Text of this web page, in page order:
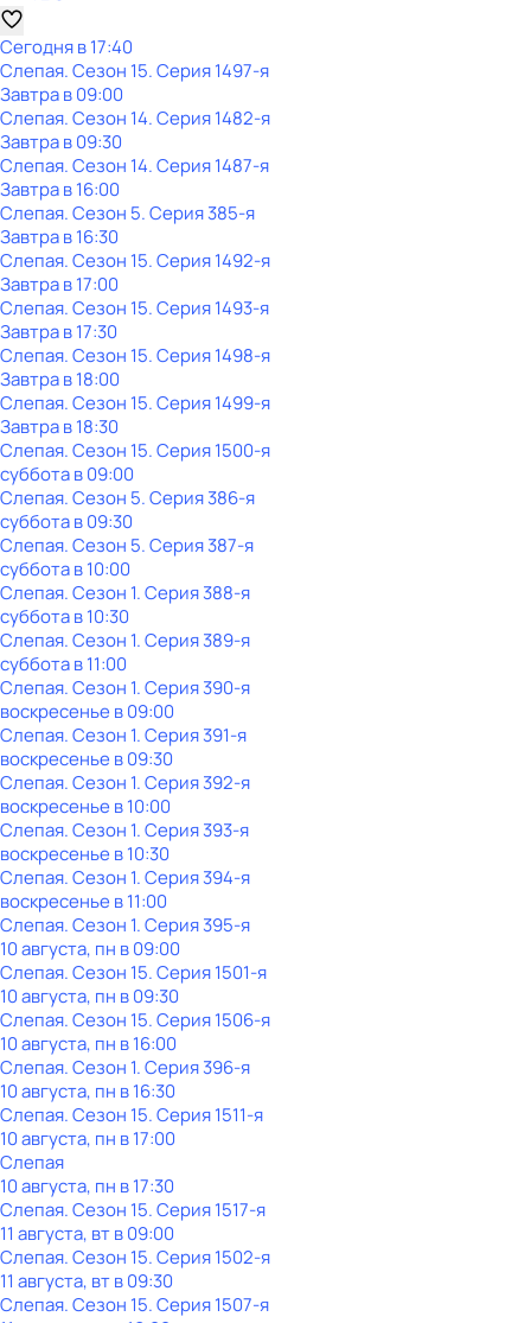
Сегодня в 17:40
Слепая. Сезон 15. Серия 1497-я
Завтра в 09:00
Слепая. Сезон 14. Серия 1482-я
Завтра в 09:30
Слепая. Сезон 14. Серия 1487-я
Завтра в 16:00
Слепая. Сезон 5. Серия 385-я
Завтра в 16:30
Слепая. Сезон 15. Серия 1492-я
Завтра в 17:00
Слепая. Сезон 15. Серия 1493-я
Завтра в 17:30
Слепая. Сезон 15. Серия 1498-я
Завтра в 18:00
Слепая. Сезон 15. Серия 1499-я
Завтра в 18:30
Слепая. Сезон 15. Серия 1500-я
субботав09:00
Слепая. Сезон 5. Серия 386-я
субботав09:30
Слепая. Сезон 5. Серия 387-я
субботав10:00
Слепая. Сезон 1. Серия 388-я
субботав10:30
Слепая. Сезон 1. Серия 389-я
субботав11:00
Слепая. Сезон 1. Серия 390-я
воскресенье в09:00
Слепая. Сезон 1. Серия 391-я
воскресенье в09:30
Слепая. Сезон 1. Серия 392-я
воскресенье в10:00
Слепая. Сезон 1. Серия 393-я
воскресенье в10:30
Слепая. Сезон 1. Серия 394-я
воскресенье в11:00
Слепая. Сезон 1. Серия 395-я
10 августа, пн в 09:00
Слепая. Сезон 15. Серия 1501-я
10 августа, пн в 09:30
Слепая. Сезон 15. Серия 1506-я
10 августа, пн в 16:00
Слепая. Сезон 1. Серия 396-я
10 августа, пн в 16:30
Слепая. Сезон 15. Серия 1511-я
10 августа, пн в 17:00
Слепая
10 августа, пн в 17:30
Слепая. Сезон 15. Серия 1517-я
11 августа, вт в 09:00
Слепая. Сезон 15. Серия 1502-я
11 августа, вт в 09:30
Слепая. Сезон 15. Серия 1507-я